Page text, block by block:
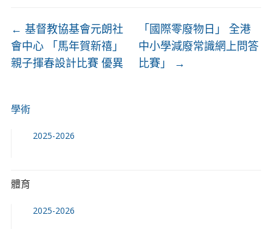
學術
2025-2026
體育
2025-2026
← 基督教協基會元朗社
會中心 「馬年賀新禧」
親子揮春設計比賽 優異
「國際零廢物日」 全港
中小學減廢常識網上問答
比賽」
→